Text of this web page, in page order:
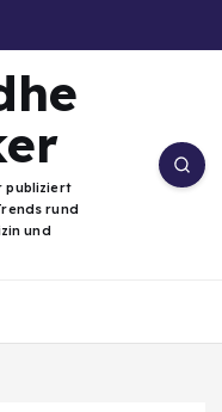
publiziert
rund
und